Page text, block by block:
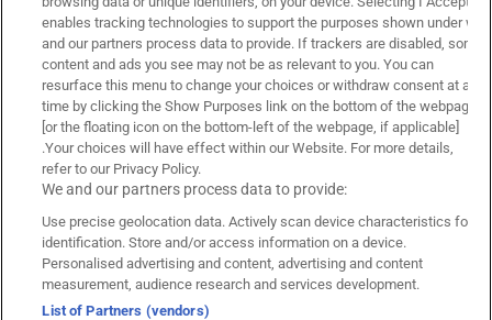
Η ομάδα μας
Livescore
Livescore Μπάσκετ
Κουπόνι Μπάσκετ
Κουπόνι Baseball
Στοιχηματικές Εταιρίες
Superbet
Stoiximan
Bwin
enables tracking technologies to support the purposes shown under we
and our partners process data to provide. If trackers are disabled, some
content and ads you see may not be as relevant to you. You can
resurface this menu to change your choices or withdraw consent at any
time by clicking the Show Purposes link on the bottom of the webpage
[or the floating icon on the bottom-left of the webpage, if applicable]
.Your choices will have effect within our Website. For more details,
refer to our Privacy Policy.
We and our partners process data to provide:
Use precise geolocation data. Actively scan device characteristics for
identification. Store and/or access information on a device.
Personalised advertising and content, advertising and content
measurement, audience research and services development.
List of Partners (vendors)